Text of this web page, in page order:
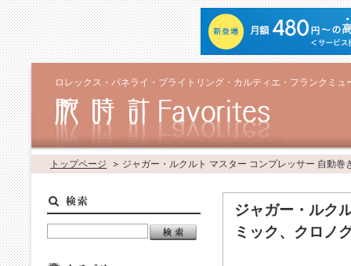
ロレックス・パネライ・ブライトリング・カルティエ・フランクミ
トップページ ジャガー・ルクルト マスター コンプレッサー 自動
ジャガー・ルク
ミック、クロノ